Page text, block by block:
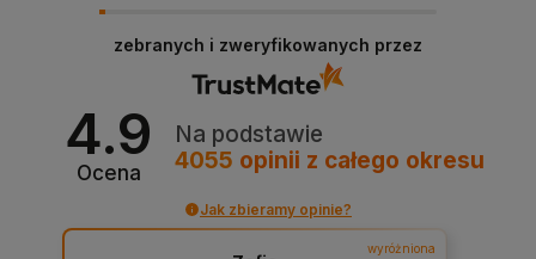
jak Ty. Z pozdrowieniami, obsługa sklepu.
zebranych i zweryfikowanych przez
4.9
Ocena
Na podstawie
4055 opinii z całego okresu
Jak zbieramy opinie?
wyróżniona